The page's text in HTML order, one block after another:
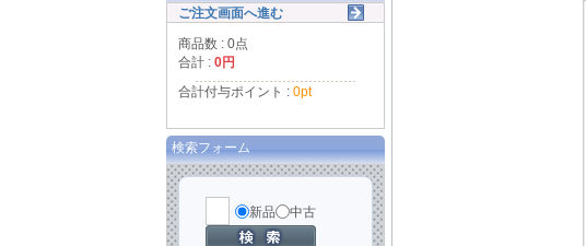
ご注文画面へ進む
商品数 : 0点
合計 : 0円
合計付与ポイント : 0pt
検索フォーム
新品 中古